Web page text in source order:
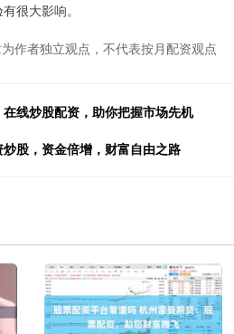
很大影响。
作者独立观点，不代表按月配资观点
线炒股配资，助你把握市场先机
股，资金倍增，财富自由之路